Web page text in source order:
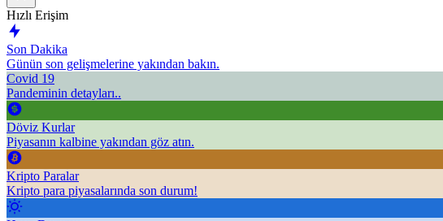
Hızlı Erişim
Son Dakika
Günün son gelişmelerine yakından bakın.
Covid 19
Pandeminin detayları..
Döviz Kurlar
Piyasanın kalbine yakından göz atın.
Kripto Paralar
Kripto para piyasalarında son durum!